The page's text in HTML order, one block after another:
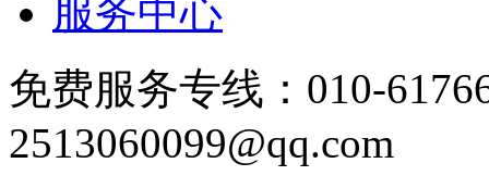
服务中心
免费服务专线：010-
2513060099@qq.com